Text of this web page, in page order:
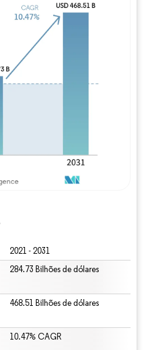
2021 - 2031
284.73 Bilhões de dólares
468.51 Bilhões de dólares
10.47% CAGR